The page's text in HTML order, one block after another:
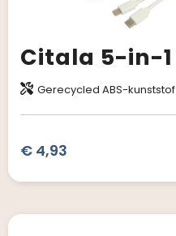
Gerecycled ABS-kunststof
€ 4,93